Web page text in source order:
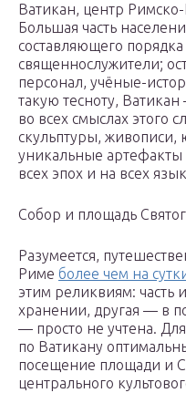
Ватикан, центр
Большая часть
составляющего
священнослужители;
персонал, учёные-
такую тесноту,
во всех смыслах этого
скульптуры, живописи,
уникальные
всех эпох и на всех
Собор и площадь
Разумеется,
Риме более чем на
этим реликвиям: часть
хранении, другая — в
— просто не учтена.
по Ватикану
посещение площади и
центрального